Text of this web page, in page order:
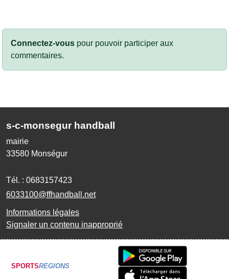
Connectez-vous pour pouvoir participer aux
commentaires.
s-c-monsegur handball
mairie
33580 Monségur
Tél. : 0683157423
6033100@ffhandball.net
Informations légales
Signaler un contenu inapproprié
SPORTSREGIONS